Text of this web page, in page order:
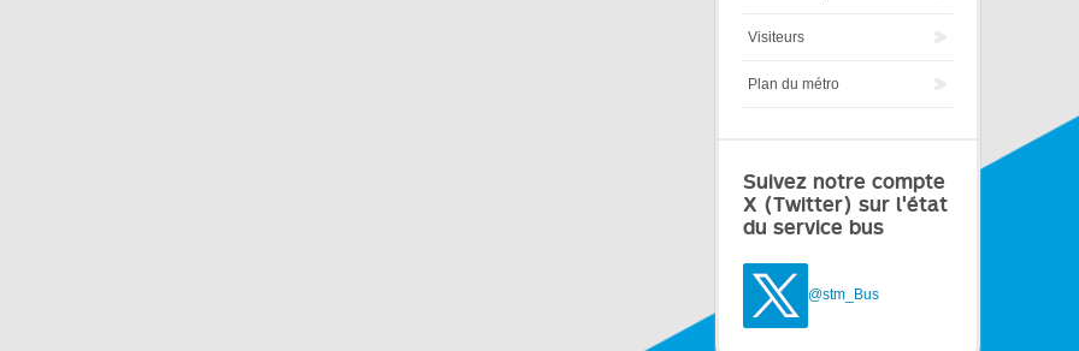
Visiteurs
Plan du métro
Suivez notre compte
X (Twitter) sur l'état
du service bus
@stm_Bus